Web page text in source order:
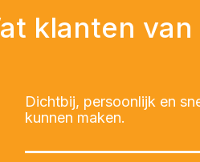
klanten
Dichtbij, persoonlijk en
kunnen maken.